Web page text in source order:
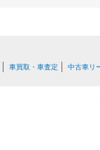
車買取・車査定 中古車リ